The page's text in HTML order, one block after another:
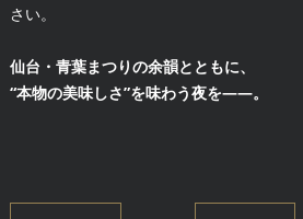
さい。
仙台・青葉まつりの余韻とともに、
“本物の美味しさ”を味わう夜を——。